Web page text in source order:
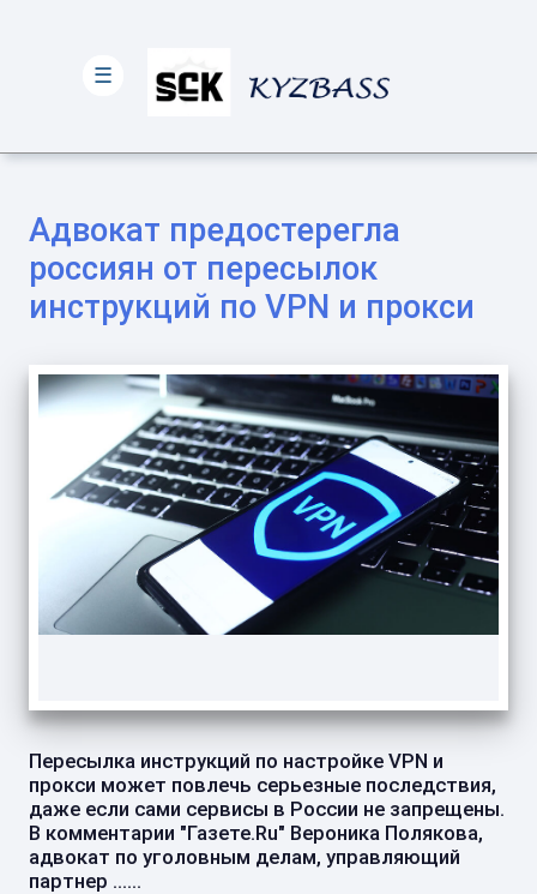
Адвокат предостерегла
россиян от пересылок
инструкций по VPN и прокси
Пересылка инструкций по настройке VPN и
прокси может повлечь серьезные последствия,
даже если сами сервисы в России не запрещены.
В комментарии "Газете.Ru" Вероника Полякова,
адвокат по уголовным делам, управляющий
партнер ......
☰